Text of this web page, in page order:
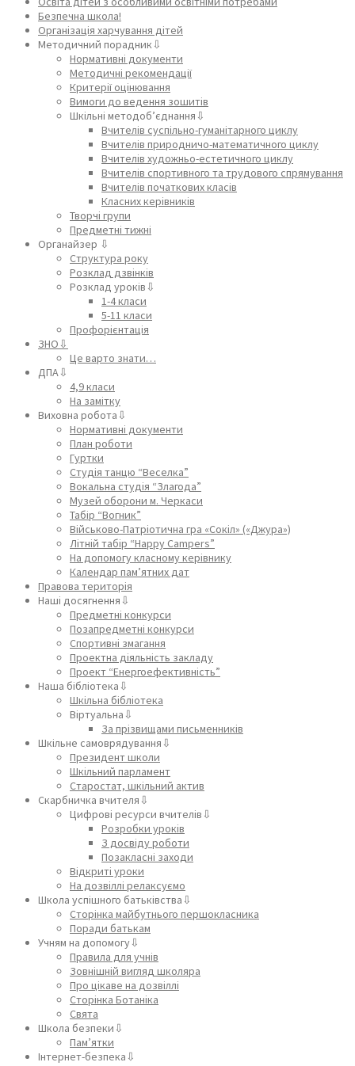
Безпечна школа!
Організація харчування дітей
Методичний порадник⇩
Нормативні документи
Методичні рекомендації
Критерії оцінювання
Вимоги до ведення зошитів
Шкільні методоб’єднання⇩
Вчителів суспільно-гуманітарного циклу
Вчителів природничо-математичного циклу
Вчителів художньо-естетичного циклу
Вчителів спортивного та трудового спрямування
Вчителів початкових класів
Класних керівників
Творчі групи
Предметні тижні
Органайзер ⇩
Структура року
Розклад дзвінків
Розклад уроків⇩
1-4 класи
5-11 класи
Профорієнтація
ЗНО⇩
Це варто знати…
ДПА⇩
4,9 класи
На замітку
Виховна робота⇩
Нормативні документи
План роботи
Гуртки
Студія танцю “Веселка”
Вокальна студія “Злагода”
Музей оборони м. Черкаси
Табір “Вогник”
Військово-Патріотична гра «Сокіл» («Джура»)
Літній табір “Happy Campers”
На допомогу класному керівнику
Календар пам’ятних дат
Правова територія
Наші досягнення⇩
Предметні конкурси
Позапредметні конкурси
Спортивні змагання
Проектна діяльність закладу
Проект “Енергоефективність”
Наша бібліотека⇩
Шкільна бібліотека
Віртуальна⇩
За прізвищами письменників
Шкільне самоврядування⇩
Президент школи
Шкільний парламент
Старостат, шкільний актив
Скарбничка вчителя⇩
Цифрові ресурси вчителів⇩
Розробки уроків
З досвіду роботи
Позакласні заходи
Відкриті уроки
На дозвіллі релаксуємо
Школа успішного батьківства⇩
Сторінка майбутнього першокласника
Поради батькам
Учням на допомогу⇩
Правила для учнів
Зовнішній вигляд школяра
Про цікаве на дозвіллі
Сторінка Ботаніка
Свята
Школа безпеки⇩
Пам’ятки
Інтернет-безпека⇩